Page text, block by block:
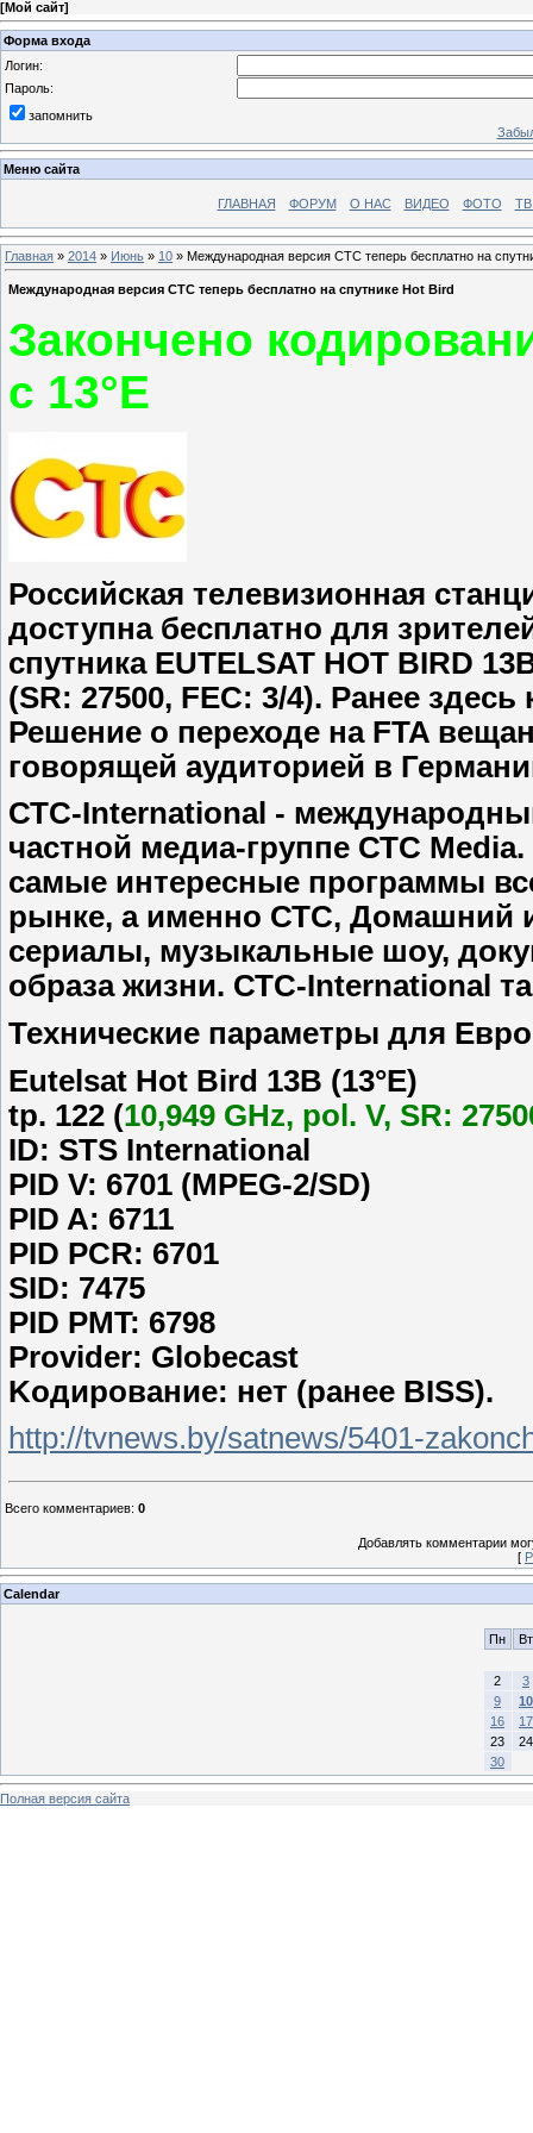
[Мой сайт]
Форма входа
Логин:
Пароль:
запомнить
Меню сайта
ГЛАВНАЯ ФОРУМ О НАС ВИДЕО ФОТО ТВ
Главная » 2014 » Июнь » 10 » Международная версия СТС теперь бесплатно на
Международная версия СТС теперь бесплатно на спутнике Hot Bird
Закончено
с 13°E
Российская телевизионная
доступна бесплатно для
спутника EUTELSAT HOT BIRD
(SR: 27500, FEC: 3/4). Ранее
Решение о переходе на FTA
говорящей аудиторией в
СТС-International -
частной медиа-группе СТС
самые интересные программы
рынке, а именно СТС, Домашний
сериалы, музыкальные шоу,
образа жизни. СТС-International
Технические параметры для
Eutelsat Hot Bird 13B (13°E)
tp. 122 (10,949 GHz, pol. V, SR:
ID: STS International
PID V: 6701 (MPEG-2/SD)
PID A: 6711
PID PCR: 6701
SID: 7475
PID PMT: 6798
Provider: Globecast
Koдирование: нет (ранее BISS).
http://tvnews.by/satnews/5401-
Всего комментариев: 0
Добавлять комментарии
[
Calendar
Пн Вт
2
3
9
10
16
17
23
24
30
Полная версия сайта